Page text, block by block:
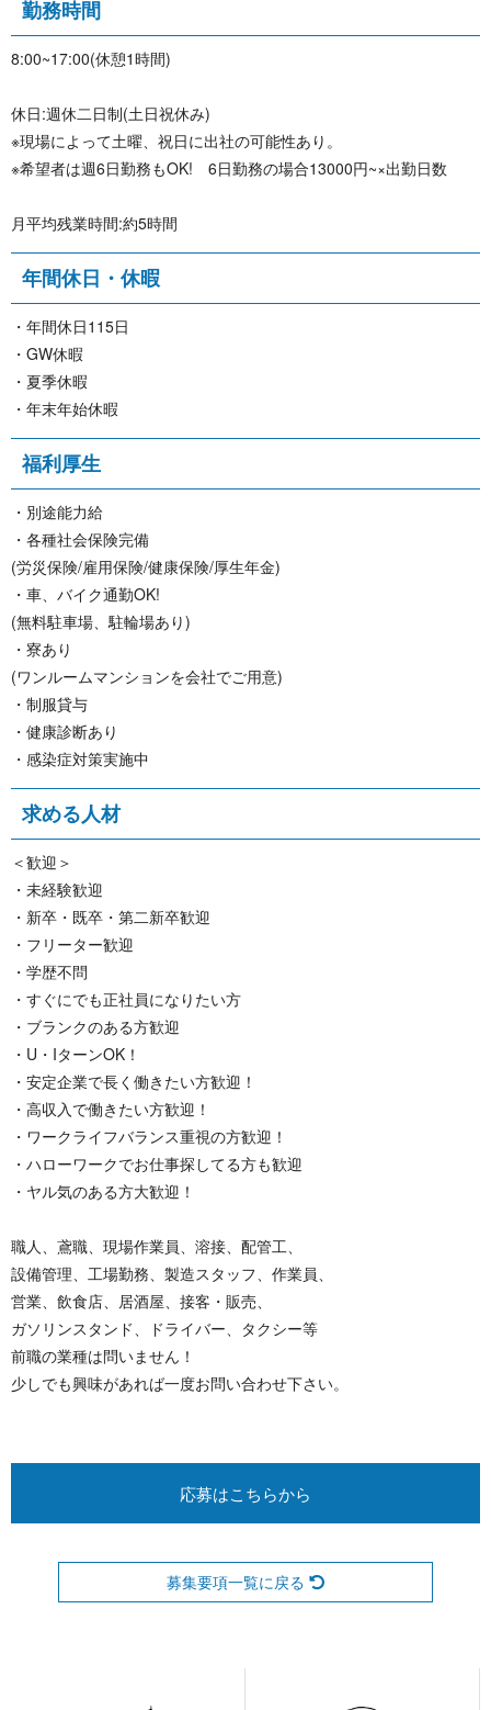
勤 務 時 間
8:00~17:00(休憩1時間)
休日:週休二日制(土日祝休み)
※現場によって土曜、祝日に出社の可能性あり。
※希望者は週6日勤務もOK! 6日勤務の場合13000円~×出勤日数
月平均残業時間:約5時間
年間休 日 ・ 休 暇
・年間休日115日
・GW休暇
・夏季休暇
・年末年始休暇
福 利 厚 生
・別途能力給
・各種社会保険完備
(労災保険/雇用保険/健康保険/厚生年金)
・車、バイク通勤OK!
(無料駐車場、駐輪場あり)
・寮あり
(ワンルームマンションを会社でご用意)
・制服貸与
・健康診断あり
・感染症対策実施中
求 め る 人 材
＜歓迎＞
・未経験歓迎
・新卒・既卒・第二新卒歓迎
・フリーター歓迎
・学歴不問
・すぐにでも正社員になりたい方
・ブランクのある方歓迎
・U・IターンOK！
・安定企業で長く働きたい方歓迎！
・高収入で働きたい方歓迎！
・ワークライフバランス重視の方歓迎！
・ハローワークでお仕事探してる方も歓迎
・ヤル気のある方大歓迎！
職人、鳶職、現場作業員、溶接、配管工、
設備管理、工場勤務、製造スタッフ、作業員、
営業、飲食店、居酒屋、接客・販売、
ガソリンスタンド、ドライバー、タクシー等
前職の業種は問いません！
少しでも興味があれば一度お問い合わせ下さい。
応募はこちらから
募集要項一覧に戻る